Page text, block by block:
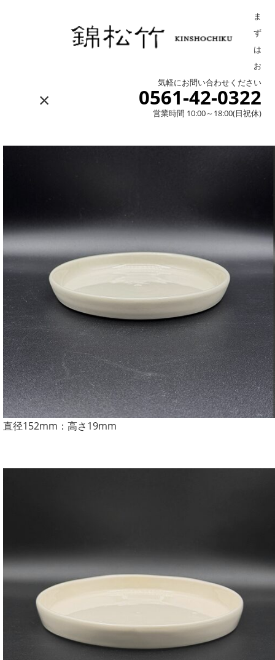
ま
ず
は
お
気軽にお問い合わせください
0561-42-0322
営業時間 10:00～18:00(日祝休)
×
直径152mm：高さ19mm